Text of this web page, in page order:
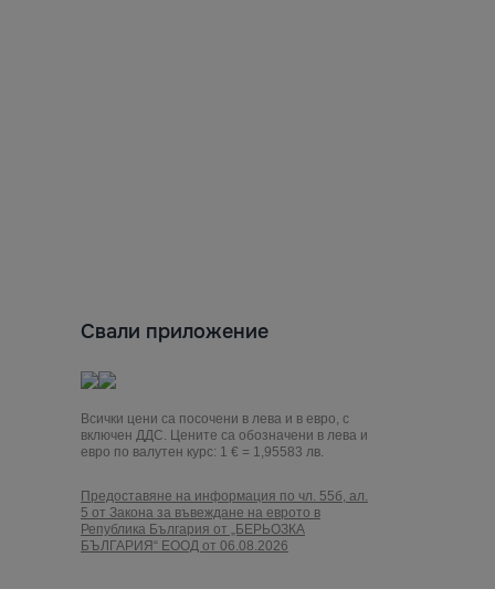
Свали приложение
Всички цени са посочени в лева и в евро, с
включен ДДС. Цените са обозначени в лева и
евро по валутен курс: 1 € = 1,95583 лв.
Предоставяне на информация по чл. 55б, ал.
5 от Закона за въвеждане на еврото в
Република България от „БЕРЬОЗКА
БЪЛГАРИЯ“ ЕООД от 06.08.2026